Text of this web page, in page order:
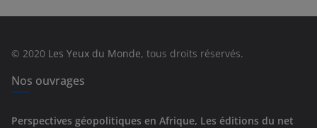
e
s
© 2020 Les Yeux du Monde, tous droits réservés.
Nos ouvrages
Perspectives géopolitiques en Afrique, Les éditions du net